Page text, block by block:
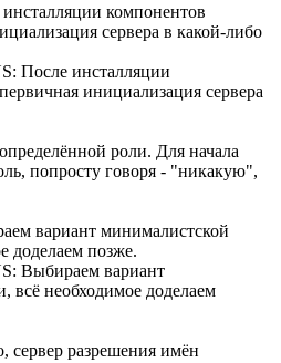
После инсталляции
инициализация сервера
роли. Для начала
попросту говоря - "никакую",
Выбираем вариант
всё необходимое доделаем